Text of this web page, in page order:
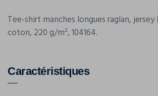
Tee-shirt manches longues raglan, jersey
coton, 220 g/m², 104164.
Caractéristiques